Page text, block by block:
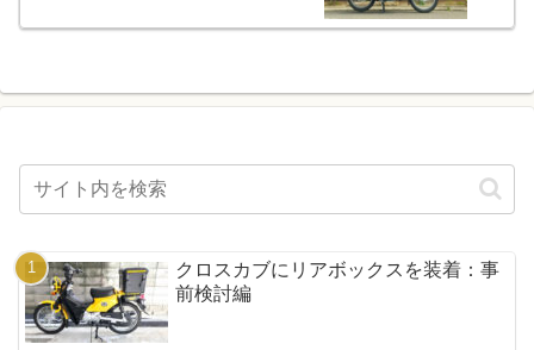
クロスカブにリアボックスを装着：事
前検討編